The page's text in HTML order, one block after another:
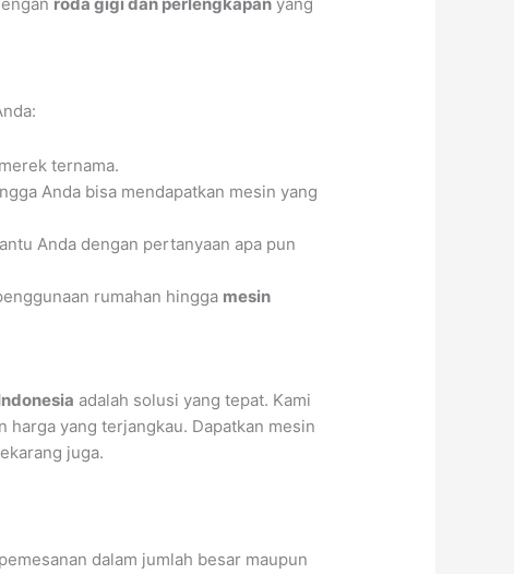
ternama.
Anda bisa mendapatkan mesin yang
Anda dengan pertanyaan apa pun
rumahan hingga mesin
adalah solusi yang tepat. Kami
yang terjangkau. Dapatkan mesin
juga.
dalam jumlah besar maupun